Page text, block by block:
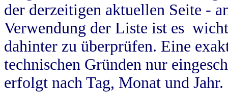
der derzeitigen aktuellen Seite -
Verwendung der Liste ist es
dahinter zu überprüfen. Eine
technischen Gründen nur
erfolgt nach Tag, Monat und Jahr.